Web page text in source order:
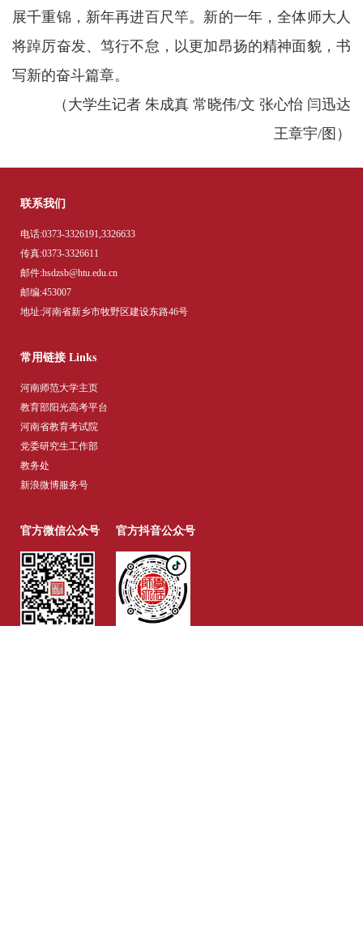
展千重锦，新年再进百尺竿。新的一年，全体师大人
将踔厉奋发、笃行不怠，以更加昂扬的精神面貌，书
写新的奋斗篇章。
（大学生记者 朱成真 常晓伟/文 张心怡 闫迅达
王章宇/图）
联系我们
电话:0373-3326191,3326633
传真:0373-3326611
邮件:hsdzsb@htu.edu.cn
邮编:453007
地址:河南省新乡市牧野区建设东路46号
常用链接 Links
河南师范大学主页
教育部阳光高考平台
河南省教育考试院
党委研究生工作部
教务处
新浪微博服务号
官方微信公众号 官方抖音公众号